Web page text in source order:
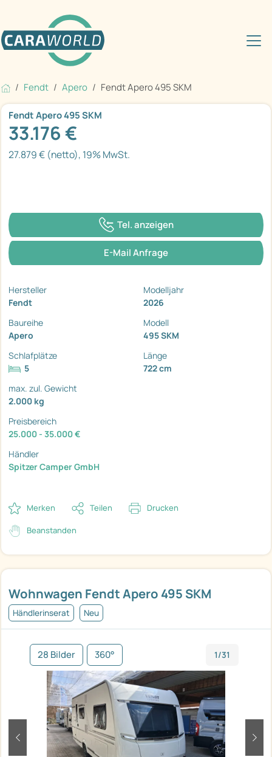
Fendt Apero Fendt Apero 495 SKM
Wohnwagen Fendt Apero 495 SKM
Händlerinserat Neu
28 Bilder 360° 1/31
zurück
Fendt Apero 495 SKM
33.176 €
27.879 € (netto), 19% MwSt.
Tel. anzeigen
E-Mail Anfrage
Hersteller
Fendt
Modelljahr
2026
Baureihe
Apero
Modell
495 SKM
Schlafplätze
5
Länge
722 cm
max. zul. Gewicht
2.000 kg
Preisbereich
25.000 - 35.000 €
Händler
Spitzer Camper GmbH
Merken Teilen Drucken
Beanstanden